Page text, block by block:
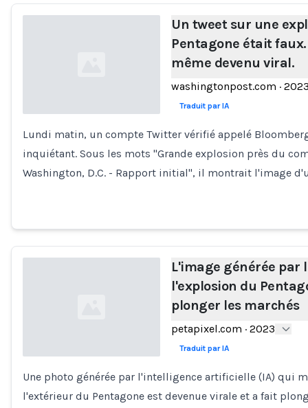
Un tweet sur une
Pentagone était
même devenu viral.
washingtonpost.com ·
Traduit par IA
Lundi matin, un compte Twitter vérifié appelé
inquiétant. Sous les mots "Grande explosion près du
Washington, D.C. - Rapport initial", il montrait l'image
Loading...
L'image générée par
l'explosion du
plonger les marchés
petapixel.com · 2023
Traduit par IA
Une photo générée par l'intelligence artificielle (IA) qui
l'extérieur du Pentagone est devenue virale et a fait